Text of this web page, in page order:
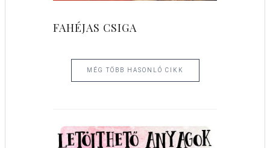
FAHÉJAS CSIGA
MÉG TÖBB HASONLÓ CIKK